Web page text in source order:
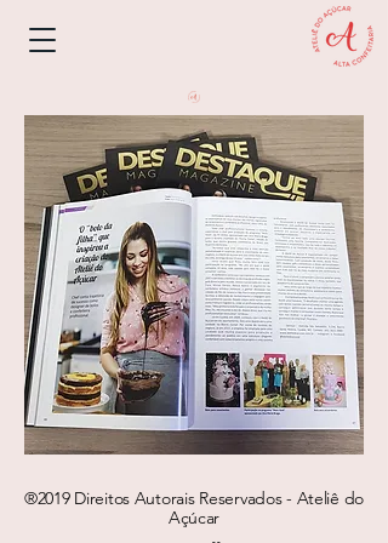
®2019 Direitos Autorais Reservados - Ateliê do
Açúcar